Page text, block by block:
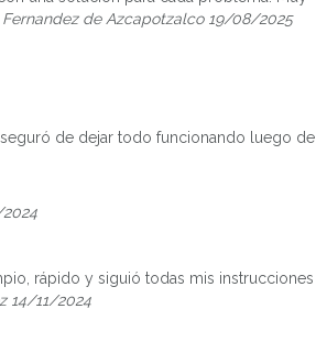
Fernandez de Azcapotzalco 19/08/2025
de dejar todo funcionando luego de
rápido y siguió todas mis instrucciones
14/11/2024